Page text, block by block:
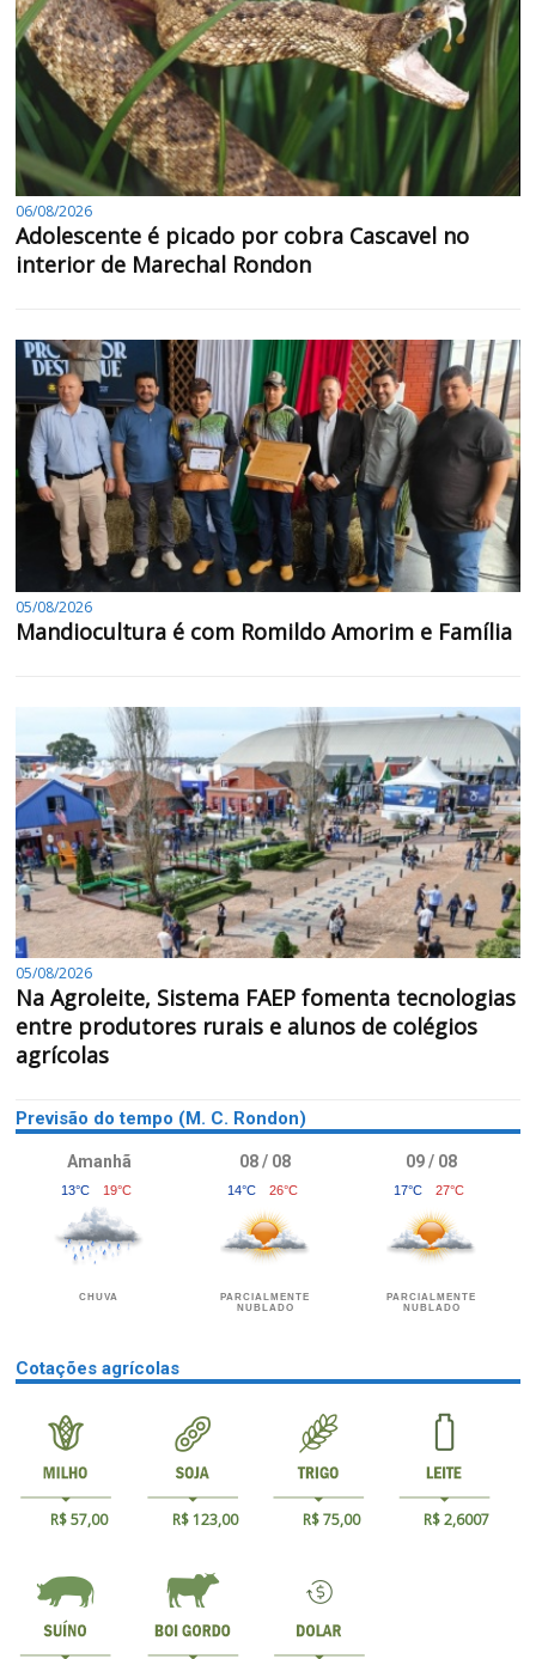
06/08/2026
Adolescente é picado por cobra Cascavel no
interior de Marechal Rondon
05/08/2026
Mandiocultura é com Romildo Amorim e Família
05/08/2026
Na Agroleite, Sistema FAEP fomenta tecnologias
entre produtores rurais e alunos de colégios
agrícolas
Previsão do tempo (M. C. Rondon)
Amanhã
13°C 19°C
CHUVA
08 / 08
14°C 26°C
PARCIALMENTE
NUBLADO
09 / 08
17°C 27°C
PARCIALMENTE
NUBLADO
Cotações agrícolas
R$ 57,00 R$ 123,00 R$ 75,00 R$ 2,6007